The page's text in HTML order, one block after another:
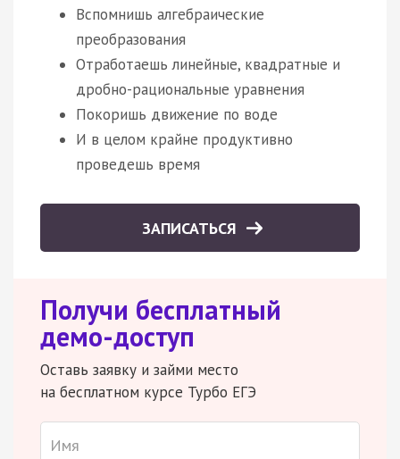
Вспомнишь алгебраические
преобразования
Отработаешь линейные, квадратные и
дробно-рациональные уравнения
Покоришь движение по воде
И в целом крайне продуктивно
проведешь время
ЗАПИСАТЬСЯ
Получи бесплатный
демо-доступ
Оставь заявку и займи место
на бесплатном курсе Турбо ЕГЭ